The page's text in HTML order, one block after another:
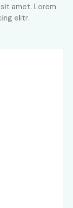
amet. Lorem
elitr.